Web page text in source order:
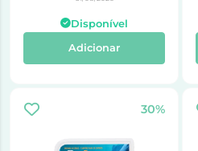
Disponível
Adicionar
30%